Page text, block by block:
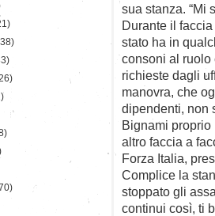
sua stanza. “Mi
Durante il
stato ha in
consoni al ruolo
richieste dagli
manovra, che
dipendenti, non
Bignami
altro faccia a
Forza Italia,
Complice la
stoppato gli
continui così, ti